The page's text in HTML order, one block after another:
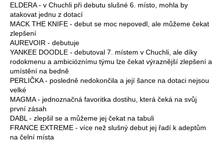
ELDERA - v Chuchli při debutu slušné 6. místo, mohla by
atakovat jednu z dotací
MACK THE KNIFE - debut se moc nepovedl, ale můžeme čekat
zlepšení
AUREVOIR - debutuje
YANKEE DOODLE - debutoval 7. místem v Chuchli, ale díky
rodokmenu a ambicióznímu týmu lze čekat výraznější zlepšení a
umístění na bedně
PERLIČKA - posledně nedokončila a její šance na dotaci nejsou
velké
MAGMA - jednoznačná favoritka dostihu, která čeká na svůj
první zásah
DABL - zlepšil se a můžeme jej čekat na tabuli
FRANCE EXTREME - více než slušný debut jej řadí k adeptům
na čelní místa